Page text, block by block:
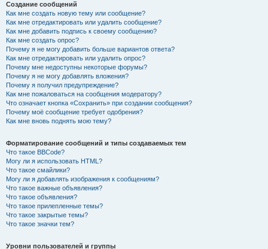
Создание сообщений
Как мне создать новую тему или сообщение?
Как мне отредактировать или удалить сообщение?
Как мне добавить подпись к своему сообщению?
Как мне создать опрос?
Почему я не могу добавить больше вариантов ответа?
Как мне отредактировать или удалить опрос?
Почему мне недоступны некоторые форумы?
Почему я не могу добавлять вложения?
Почему я получил предупреждение?
Как мне пожаловаться на сообщения модератору?
Что означает кнопка «Сохранить» при создании сообщения?
Почему моё сообщение требует одобрения?
Как мне вновь поднять мою тему?
Форматирование сообщений и типы создаваемых тем
Что такое BBCode?
Могу ли я использовать HTML?
Что такое смайлики?
Могу ли я добавлять изображения к сообщениям?
Что такое важные объявления?
Что такое объявления?
Что такое прилепленные темы?
Что такое закрытые темы?
Что такое значки тем?
Уровни пользователей и группы